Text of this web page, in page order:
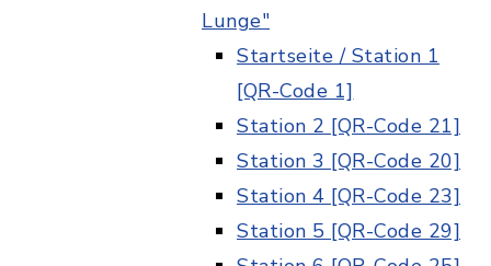
Lunge"
Startseite / Station 1
[QR-Code 1]
Station 2 [QR-Code 21]
Station 3 [QR-Code 20]
Station 4 [QR-Code 23]
Station 5 [QR-Code 29]